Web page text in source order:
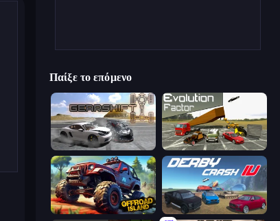
Παίξε το επόμενο
Gearshift One Evolution Factor
Offroad Island Derby Crash 4